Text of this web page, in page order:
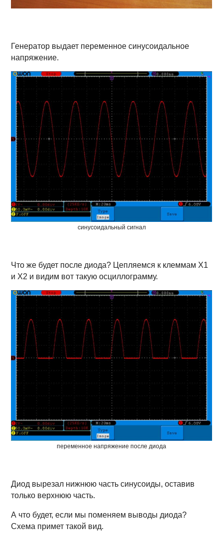
Генератор выдает переменное синусоидальное
напряжение.
синусоидальный сигнал
Что же будет после диода? Цепляемся к клеммам X1
и X2 и видим вот такую осциллограмму.
переменное напряжение после диода
Диод вырезал нижнюю часть синусоиды, оставив
только верхнюю часть.
А что будет, если мы поменяем выводы диода?
Схема примет такой вид.